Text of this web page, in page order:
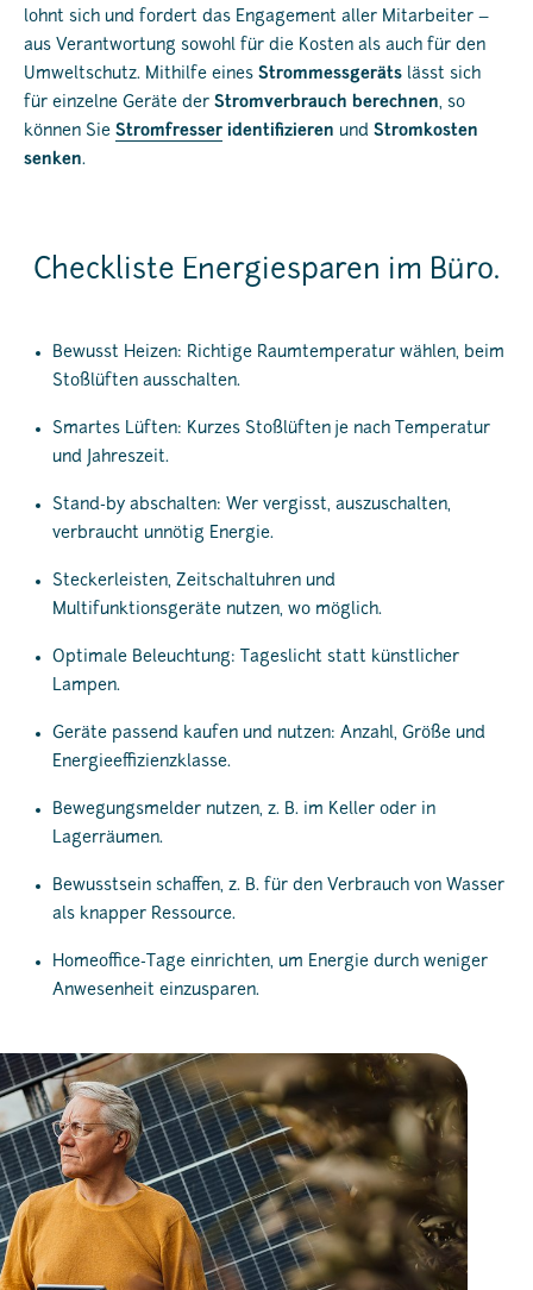
lohnt sich und fordert das Engagement aller Mitarbeiter –
aus Verantwortung sowohl für die Kosten als auch für den
Umweltschutz. Mithilfe eines Strommessgeräts lässt sich
für einzelne Geräte der Stromverbrauch berechnen, so
können Sie Stromfresser identifizieren und Stromkosten
senken.
Checkliste Energiesparen im Büro.
Bewusst Heizen: Richtige Raumtemperatur wählen, beim
Stoßlüften ausschalten.
Smartes Lüften: Kurzes Stoßlüften je nach Temperatur
und Jahreszeit.
Stand-by abschalten: Wer vergisst, auszuschalten,
verbraucht unnötig Energie.
Steckerleisten, Zeitschaltuhren und
Multifunktionsgeräte nutzen, wo möglich.
Optimale Beleuchtung: Tageslicht statt künstlicher
Lampen.
Geräte passend kaufen und nutzen: Anzahl, Größe und
Energieeffizienzklasse.
Bewegungsmelder nutzen, z. B. im Keller oder in
Lagerräumen.
Bewusstsein schaffen, z. B. für den Verbrauch von Wasser
als knapper Ressource.
Homeoffice-Tage einrichten, um Energie durch weniger
Anwesenheit einzusparen.